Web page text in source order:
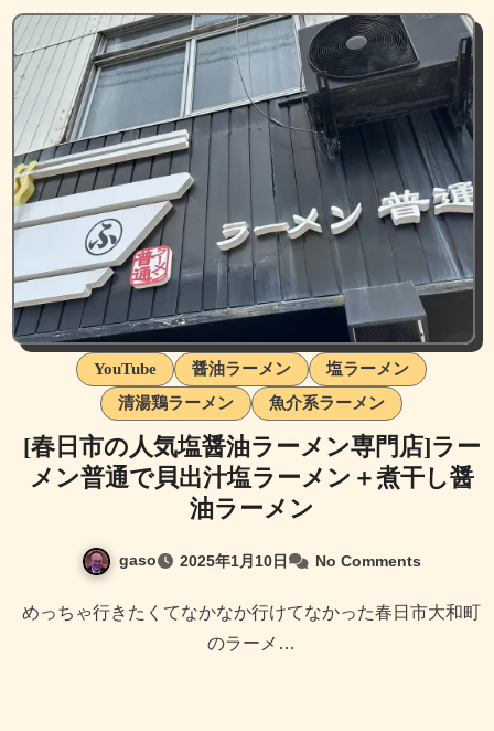
YouTube 醤油ラーメン
塩ラーメン
清湯鶏ラーメン
魚介系ラーメン
[春日市の人気塩醤油ラーメン専門店]ラー
メン普通で貝出汁塩ラーメン＋煮干し醤
油ラーメン
gaso 2025年1月10日 No Comments
めっちゃ行きたくてなかなか行けてなかった春日市大和町
のラーメ…